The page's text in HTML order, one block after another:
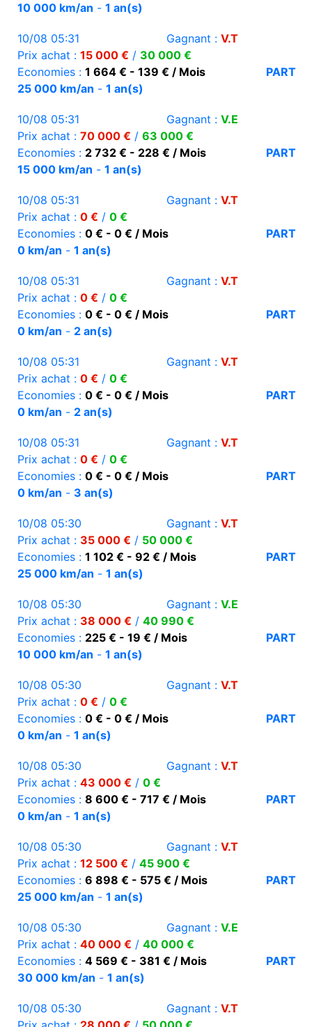
10 000 km/an - 1 an(s)
10/08 05:31 Gagnant : V.T
Prix achat : 15 000 € / 30 000 €
Economies : 1 664 € - 139 € / Mois
PART
25 000 km/an - 1 an(s)
10/08 05:31 Gagnant : V.E
Prix achat : 70 000 € / 63 000 €
Economies : 2 732 € - 228 € / Mois
PART
15 000 km/an - 1 an(s)
10/08 05:31 Gagnant : V.T
Prix achat : 0 € / 0 €
Economies : 0 € - 0 € / Mois
PART
0 km/an - 1 an(s)
10/08 05:31 Gagnant : V.T
Prix achat : 0 € / 0 €
Economies : 0 € - 0 € / Mois
PART
0 km/an - 2 an(s)
10/08 05:31 Gagnant : V.T
Prix achat : 0 € / 0 €
Economies : 0 € - 0 € / Mois
PART
0 km/an - 2 an(s)
10/08 05:31 Gagnant : V.T
Prix achat : 0 € / 0 €
Economies : 0 € - 0 € / Mois
PART
0 km/an - 3 an(s)
10/08 05:30 Gagnant : V.T
Prix achat : 35 000 € / 50 000 €
Economies : 1 102 € - 92 € / Mois
PART
25 000 km/an - 1 an(s)
10/08 05:30 Gagnant : V.E
Prix achat : 38 000 € / 40 990 €
Economies : 225 € - 19 € / Mois
PART
10 000 km/an - 1 an(s)
10/08 05:30 Gagnant : V.T
Prix achat : 0 € / 0 €
Economies : 0 € - 0 € / Mois
PART
0 km/an - 1 an(s)
10/08 05:30 Gagnant : V.T
Prix achat : 43 000 € / 0 €
Economies : 8 600 € - 717 € / Mois
PART
0 km/an - 1 an(s)
10/08 05:30 Gagnant : V.T
Prix achat : 12 500 € / 45 900 €
Economies : 6 898 € - 575 € / Mois
PART
25 000 km/an - 1 an(s)
10/08 05:30 Gagnant : V.E
Prix achat : 40 000 € / 40 000 €
Economies : 4 569 € - 381 € / Mois
PART
30 000 km/an - 1 an(s)
10/08 05:30 Gagnant : V.T